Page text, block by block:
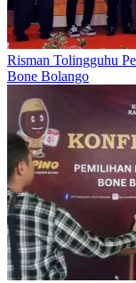
Risman Tolingguhu
Bone Bolango